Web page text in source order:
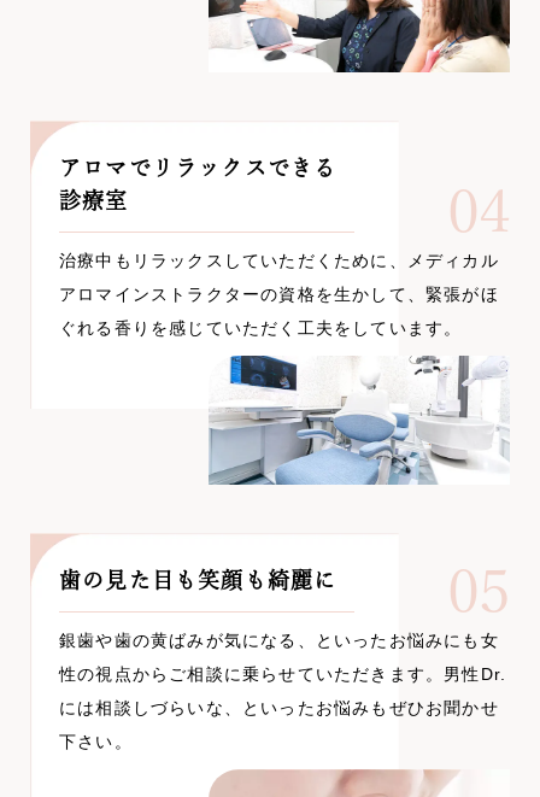
アロマでリラックスできる
診療室
04
治療中もリラックスしていただくために、メディカル
アロマインストラクターの資格を生かして、緊張がほ
ぐれる香りを感じていただく工夫をしています。
歯の見た目も笑顔も綺麗に 05
銀歯や歯の黄ばみが気になる、といったお悩みにも女
性の視点からご相談に乗らせていただきます。男性Dr.
には相談しづらいな、といったお悩みもぜひお聞かせ
下さい。